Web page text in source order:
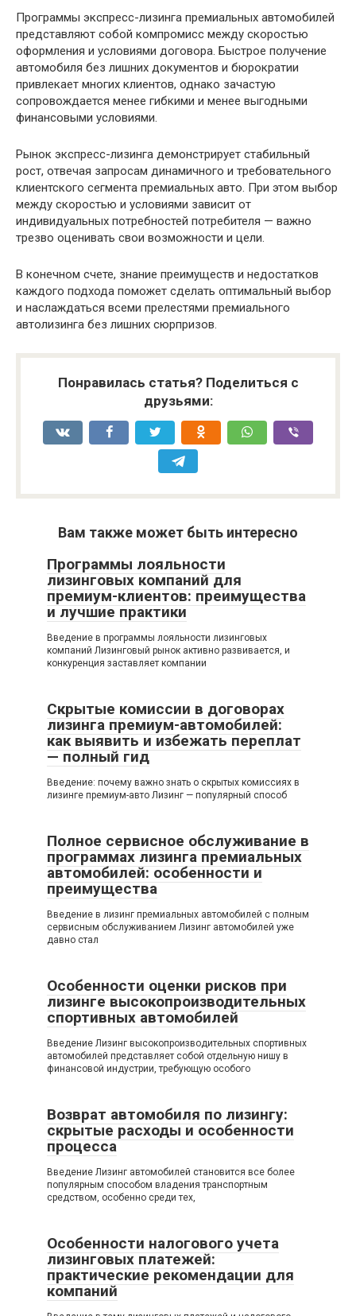
Программы экспресс-лизинга премиальных автомобилей
представляют собой компромисс между скоростью
оформления и условиями договора. Быстрое получение
автомобиля без лишних документов и бюрократии
привлекает многих клиентов, однако зачастую
сопровождается менее гибкими и менее выгодными
финансовыми условиями.
Рынок экспресс-лизинга демонстрирует стабильный
рост, отвечая запросам динамичного и требовательного
клиентского сегмента премиальных авто. При этом выбор
между скоростью и условиями зависит от
индивидуальных потребностей потребителя — важно
трезво оценивать свои возможности и цели.
В конечном счете, знание преимуществ и недостатков
каждого подхода поможет сделать оптимальный выбор
и наслаждаться всеми прелестями премиального
автолизинга без лишних сюрпризов.
Понравилась статья? Поделиться с
друзьями:
Вам также может быть интересно
Программы лояльности
лизинговых компаний для
премиум-клиентов: преимущества
и лучшие практики
Введение в программы лояльности лизинговых
компаний Лизинговый рынок активно развивается, и
конкуренция заставляет компании
Скрытые комиссии в договорах
лизинга премиум-автомобилей:
как выявить и избежать переплат
— полный гид
Введение: почему важно знать о скрытых комиссиях в
лизинге премиум-авто Лизинг — популярный способ
Полное сервисное обслуживание в
программах лизинга премиальных
автомобилей: особенности и
преимущества
Введение в лизинг премиальных автомобилей с полным
сервисным обслуживанием Лизинг автомобилей уже
давно стал
Особенности оценки рисков при
лизинге высокопроизводительных
спортивных автомобилей
Введение Лизинг высокопроизводительных спортивных
автомобилей представляет собой отдельную нишу в
финансовой индустрии, требующую особого
Возврат автомобиля по лизингу:
скрытые расходы и особенности
процесса
Введение Лизинг автомобилей становится все более
популярным способом владения транспортным
средством, особенно среди тех,
Особенности налогового учета
лизинговых платежей:
практические рекомендации для
компаний